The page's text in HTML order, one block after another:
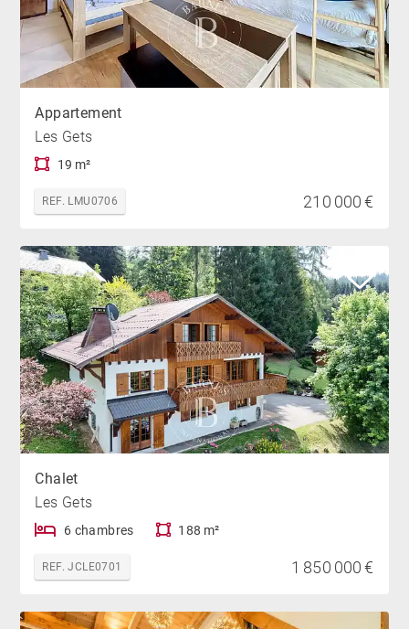
Appartement
Les Gets
19 m²
REF. LMU0706 210 000 €
Chalet
Les Gets
6 chambres 188 m²
REF. JCLE0701 1 850 000 €